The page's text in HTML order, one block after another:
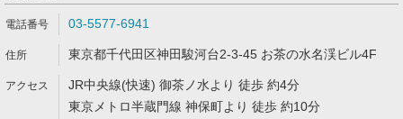
03-5577-6941
東京都千代田区神田駿河台2-3-45 お茶の水名渓ビル4F
JR中央線(快速) 御茶ノ水より 徒歩 約4分
東京メトロ半蔵門線 神保町より 徒歩 約10分